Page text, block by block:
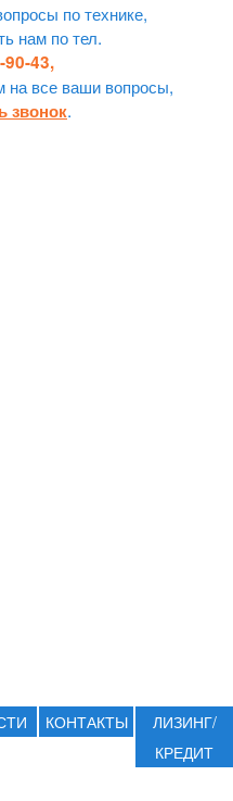
по технике,
нам по тел.
90-43,
на все ваши вопросы,
звонок.
КОНТАКТЫ
ЛИЗИНГ/
КРЕДИТ